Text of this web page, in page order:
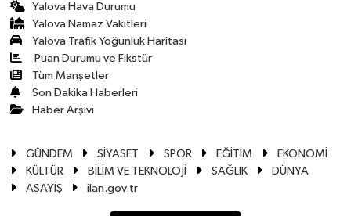
Yalova Hava Durumu
Yalova Namaz Vakitleri
Yalova Trafik Yoğunluk Haritası
Puan Durumu ve Fikstür
Tüm Manşetler
Son Dakika Haberleri
Haber Arşivi
GÜNDEM SİYASET SPOR EĞİTİM
EKONOMİ
KÜLTÜR
BİLİM VE TEKNOLOJİ SAĞLIK
DÜNYA
ASAYİŞ
ilan.gov.tr